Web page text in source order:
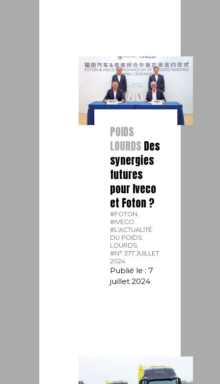
POIDS
LOURDS Des
synergies
futures
pour Iveco
et Foton ?
#FOTON.
#IVECO.
#L'ACTUALITÉ
DU POIDS
LOURDS.
#N° 377 JUILLET
2024.
Publié le : 7
juillet 2024